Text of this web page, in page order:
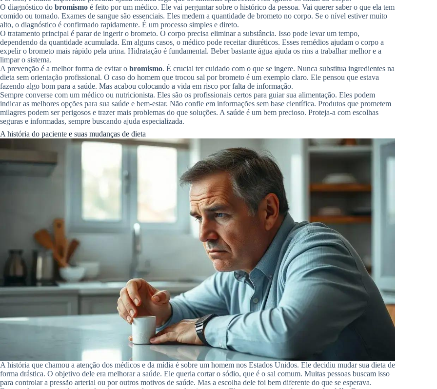
O diagnóstico do bromismo é feito por um médico. Ele vai perguntar sobre o histórico da pessoa. Vai querer saber o que ela tem
comido ou tomado. Exames de sangue são essenciais. Eles medem a quantidade de brometo no corpo. Se o nível estiver muito
alto, o diagnóstico é confirmado rapidamente. É um processo simples e direto.
O tratamento principal é parar de ingerir o brometo. O corpo precisa eliminar a substância. Isso pode levar um tempo,
dependendo da quantidade acumulada. Em alguns casos, o médico pode receitar diuréticos. Esses remédios ajudam o corpo a
expelir o brometo mais rápido pela urina. Hidratação é fundamental. Beber bastante água ajuda os rins a trabalhar melhor e a
limpar o sistema.
A prevenção é a melhor forma de evitar o bromismo. É crucial ter cuidado com o que se ingere. Nunca substitua ingredientes na
dieta sem orientação profissional. O caso do homem que trocou sal por brometo é um exemplo claro. Ele pensou que estava
fazendo algo bom para a saúde. Mas acabou colocando a vida em risco por falta de informação.
Sempre converse com um médico ou nutricionista. Eles são os profissionais certos para guiar sua alimentação. Eles podem
indicar as melhores opções para sua saúde e bem-estar. Não confie em informações sem base científica. Produtos que prometem
milagres podem ser perigosos e trazer mais problemas do que soluções. A saúde é um bem precioso. Proteja-a com escolhas
seguras e informadas, sempre buscando ajuda especializada.
A história do paciente e suas mudanças de dieta
A história que chamou a atenção dos médicos e da mídia é sobre um homem nos Estados Unidos. Ele decidiu mudar sua dieta de
forma drástica. O objetivo dele era melhorar a saúde. Ele queria cortar o sódio, que é o sal comum. Muitas pessoas buscam isso
para controlar a pressão arterial ou por outros motivos de saúde. Mas a escolha dele foi bem diferente do que se esperava.